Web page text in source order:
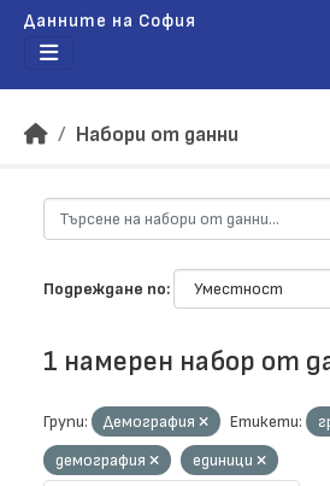
Данните на София
Набори от данни
Подреждане по
1 намерен набор от
Групи: Демография Етикети:
демография
единици